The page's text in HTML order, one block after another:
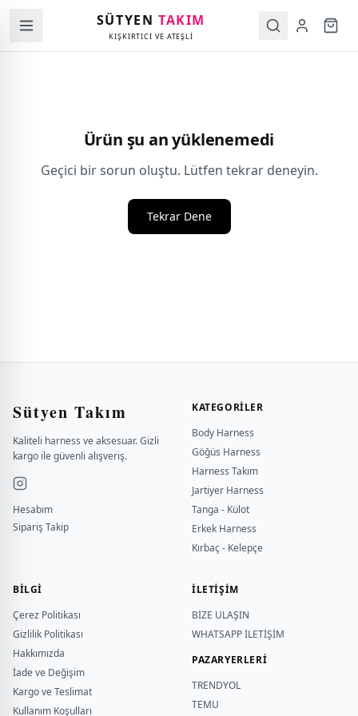
SÜTYENTAKIM
KIŞKIRTICI VE ATEŞLİ
Ürün şu an yüklenemedi
Geçici bir sorun oluştu. Lütfen tekrar deneyin.
Tekrar Dene
Sütyen Takım
Kaliteli harness ve aksesuar. Gizli
kargo ile güvenli alışveriş.
Hesabım
Sipariş Takip
KATEGORILER
Body Harness
Göğüs Harness
Harness Takım
Jartiyer Harness
Tanga - Külot
Erkek Harness
Kırbaç - Kelepçe
BILGI
Çerez Politikası
Gizlilik Politikası
Hakkımızda
İade ve Değişim
Kargo ve Teslimat
Kullanım Koşulları
İLETİŞİM
BİZE ULAŞIN
WHATSAPP İLETİŞİM
PAZARYERLERİ
TRENDYOL
TEMU